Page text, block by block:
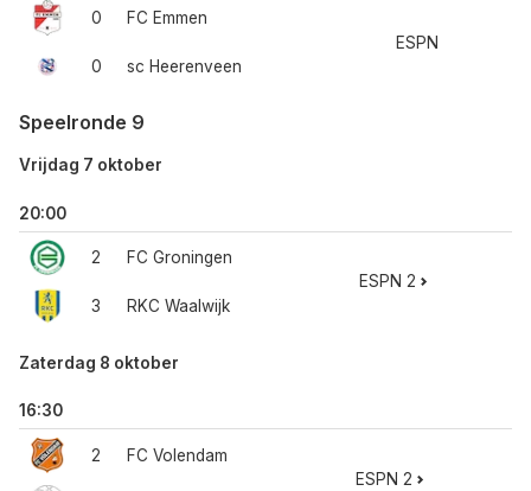
0
0
FC Emmen
sc Heerenveen
ESPN
Speelronde 9
Vrijdag 7 oktober
20:00
2
3
FC Groningen
RKC Waalwijk
ESPN 2
Zaterdag 8 oktober
16:30
2 FC Volendam
ESPN 2